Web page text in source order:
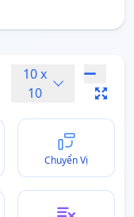
10x
10
Chuyển Vị